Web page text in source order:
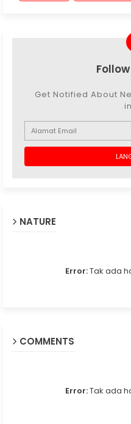
Get Notified About
NATURE
Error:Tak ada
COMMENTS
Error:Tak ada